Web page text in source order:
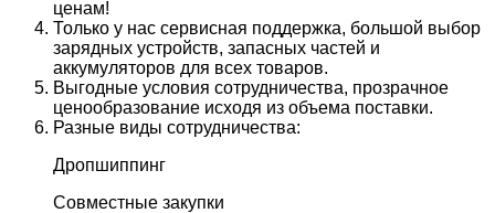
ценам!
Только у нас сервисная поддержка, большой выбор
зарядных устройств, запасных частей и
аккумуляторов для всех товаров.
Выгодные условия сотрудничества, прозрачное
ценообразование исходя из объема поставки.
Разные виды сотрудничества:
Дропшиппинг
Совместные закупки